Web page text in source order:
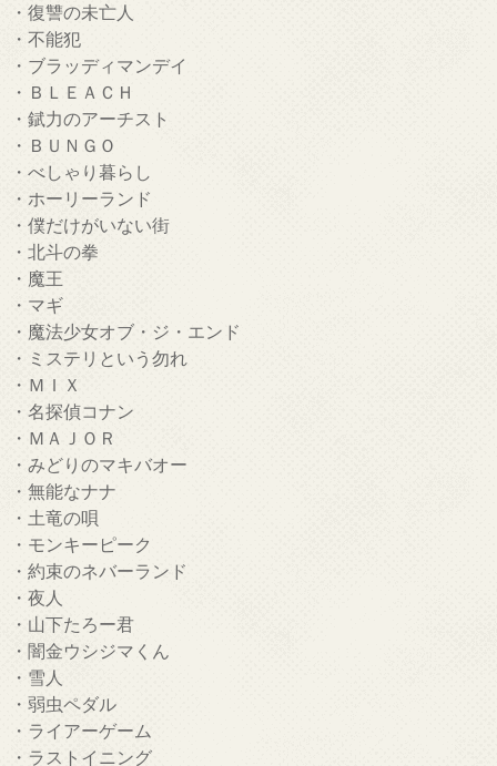
・復讐の未亡人
・不能犯
・ブラッディマンデイ
・ＢＬＥＡＣＨ
・錻力のアーチスト
・ＢＵＮＧＯ
・べしゃり暮らし
・ホーリーランド
・僕だけがいない街
・北斗の拳
・魔王
・マギ
・魔法少女オブ・ジ・エンド
・ミステリという勿れ
・ＭＩＸ
・名探偵コナン
・ＭＡＪＯＲ
・みどりのマキバオー
・無能なナナ
・土竜の唄
・モンキーピーク
・約束のネバーランド
・夜人
・山下たろー君
・闇金ウシジマくん
・雪人
・弱虫ペダル
・ライアーゲーム
・ラストイニング